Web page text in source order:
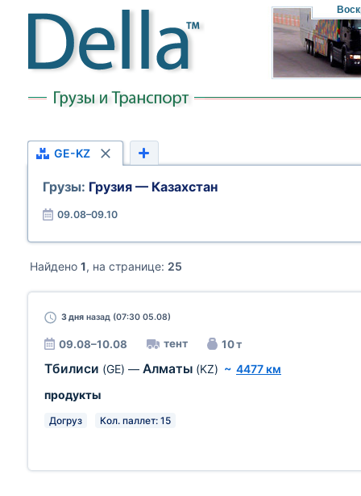
GE-KZ
Грузы: Грузия — Казахстан
09.08–09.10
Найдено 1, на странице: 25
3 дня назад (07:30 05.08)
09.08–10.08 тент 10 т
Тбилиси (GE) — Алматы (KZ) ~ 4477 км
продукты
Догруз Кол. паллет: 15